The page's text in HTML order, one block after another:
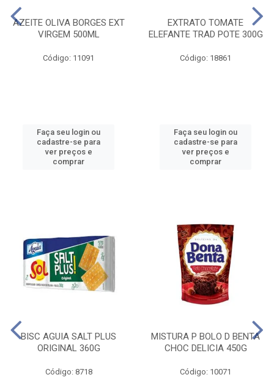
AZEITE OLIVA BORGES EXT
VIRGEM 500ML
Código: 11091
Faça seu login ou
cadastre-se para
ver preços e
comprar
EXTRATO TOMATE
ELEFANTE TRAD POTE 300G
Código: 18861
Faça seu login ou
cadastre-se para
ver preços e
comprar
BISC AGUIA SALT PLUS
ORIGINAL 360G
Código: 8718
MISTURA P BOLO D BENTA
CHOC DELICIA 450G
Código: 10071